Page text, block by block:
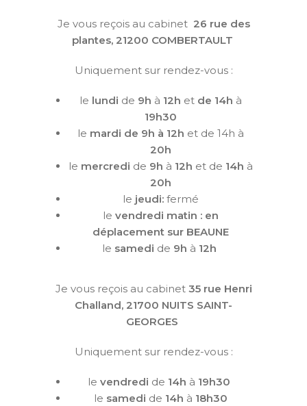
Je vous reçois au cabinet 26 rue des
plantes, 21200 COMBERTAULT
Uniquement sur rendez-vous :
le lundi de 9h à 12h etde 14h à
19h30
le mardi de 9h à 12h et de 14h à
20h
le mercredi de 9h à 12h et de 14h à
20h
le jeudi: fermé
le vendredi matin : en
déplacement sur BEAUNE
le samedi de 9h à 12h
Je vous reçois au cabinet 35 rue Henri
Challand, 21700 NUITS SAINT-
GEORGES
Uniquement sur rendez-vous :
le vendredi de 14h à 19h30
le samedi de 14h à 18h30